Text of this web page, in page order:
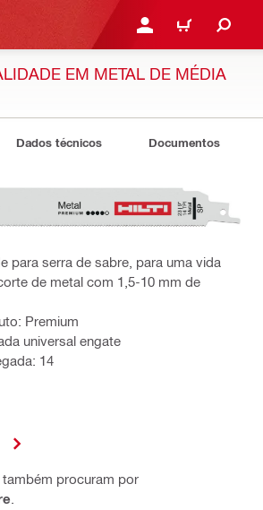
ENTRAR OU REGISTAR
CARRINHO
EM METAL DE MÉDIA
Dados técnicos Documentos
para serra de sabre, para uma vida
de metal com 1,5-10 mm de
Premium
universal engate
14
procuram por